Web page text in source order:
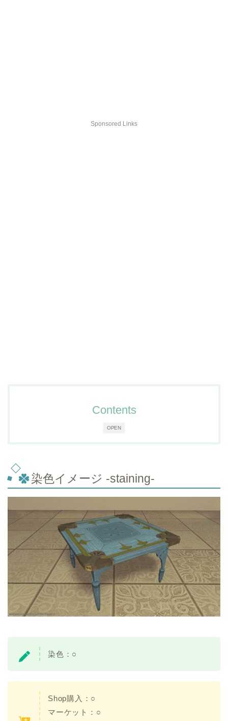
Sponsored Links
OPEN
Contents
染色イメージ -staining-
染色：○
Shop購入：○
マーケット：○